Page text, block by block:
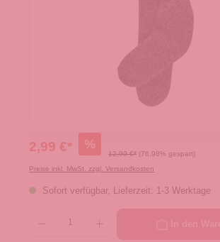
2,99 €* %
12,99 €* (76.98% gespart)
Preise inkl. MwSt. zzgl. Versandkosten
Sofort verfügbar, Lieferzeit: 1-3 Werktage